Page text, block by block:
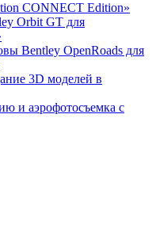
CONNECT Edition»
Orbit GT для
Bentley OpenRoads для
3D моделей в
и аэрофотосъемка с